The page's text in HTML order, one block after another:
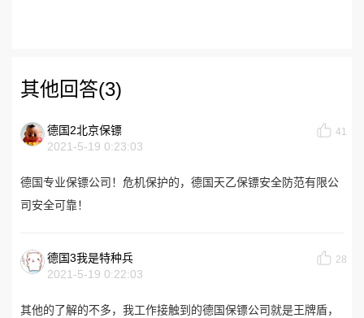
其他回答(3)
德国2北京保镖
2021-5-19 0:23:03
41
德国专业保镖公司！危机保护的，德国天乙保镖安全防范有限公
司安全可靠！
德国3我是特种兵
2021-5-19 0:22:03
28
其他的了解的不多，我工作接触到的德国保镖公司就是王牌盾，